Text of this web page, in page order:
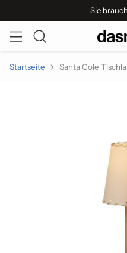
Sie
Startseite Santa Cole